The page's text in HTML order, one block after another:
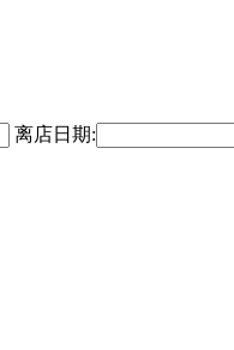
离店日期: